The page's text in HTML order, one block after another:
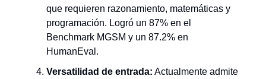
que requieren razonamiento, matemáticas y
programación. Logró un 87% en el
Benchmark MGSM y un 87.2% en
HumanEval.
Versatilidad de entrada: Actualmente admite